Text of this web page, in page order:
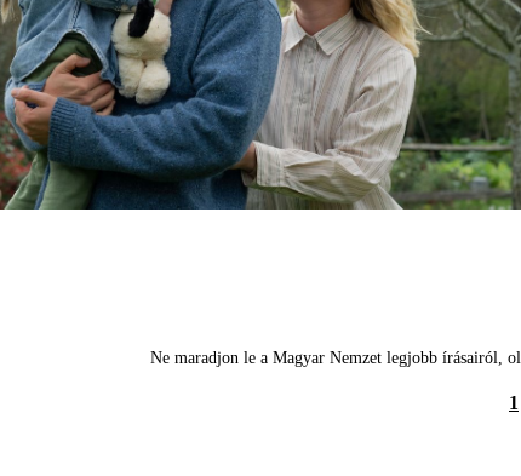
Ne maradjon le a Magyar Nemzet legjobb írásairól,
1